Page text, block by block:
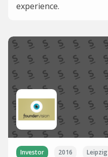
experience.
Investor 2016 Leipzig